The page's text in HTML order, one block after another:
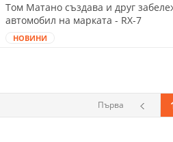
Том Матано създава и друг
автомобил на марката - RX-7
НОВИНИ
Първа